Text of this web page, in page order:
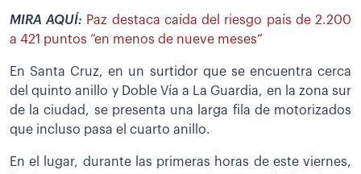
MIRA AQUÍ: Paz destaca caída del riesgo país de 2.200
a 421 puntos “en menos de nueve meses”
En Santa Cruz, en un surtidor que se encuentra cerca
del quinto anillo y Doble Vía a La Guardia, en la zona sur
de la ciudad, se presenta una larga fila de motorizados
que incluso pasa el cuarto anillo.
En el lugar, durante las primeras horas de este viernes,